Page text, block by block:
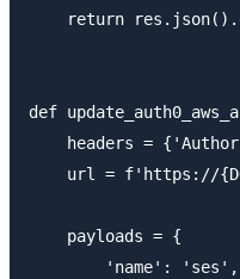
return
def
headers =
url = f'https://
    payloads = {
        'name': 'ses',